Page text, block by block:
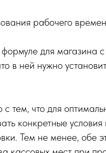
рабочего
для магазина
в ней нужно
тем, что для
конкретные
Тем не менее, обе